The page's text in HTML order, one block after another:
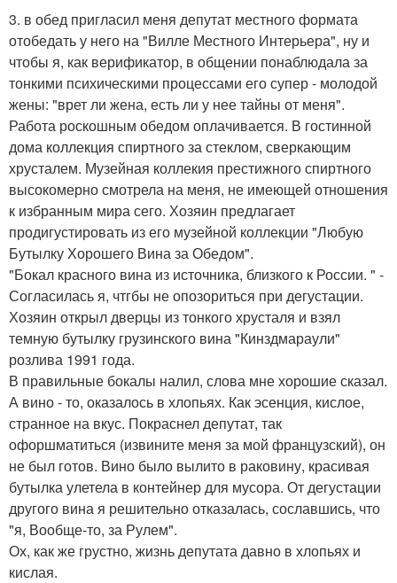
3. в обед пригласил меня депутат местного формата
отобедать у него на "Вилле Местного Интерьера", ну и
чтобы я, как верификатор, в общении понаблюдала за
тонкими психическими процессами его супер - молодой
жены: "врет ли жена, есть ли у нее тайны от меня".
Работа роскошным обедом оплачивается. В гостинной
дома коллекция спиртного за стеклом, сверкающим
хрусталем. Музейная коллекия престижного спиртного
высокомерно смотрела на меня, не имеющей отношения
к избранным мира сего. Хозяин предлагает
продигустировать из его музейной коллекции "Любую
Бутылку Хорошего Вина за Обедом".
"Бокал красного вина из источника, близкого к России. " -
Согласилась я, чтгбы не опозориться при дегустации.
Хозяин открыл дверцы из тонкого хрусталя и взял
темную бутылку грузинского вина "Кинздмараули"
розлива 1991 года.
В правильные бокалы налил, слова мне хорошие сказал.
А вино - то, оказалось в хлопьях. Как эсенция, кислое,
странное на вкус. Покраснел депутат, так
офоршматиться (извините меня за мой французский), он
не был готов. Вино было вылито в раковину, красивая
бутылка улетела в контейнер для мусора. От дегустации
другого вина я решительно отказалась, сославшись, что
"я, Вообще-то, за Рулем".
Ох, как же грустно, жизнь депутата давно в хлопьях и
кислая.